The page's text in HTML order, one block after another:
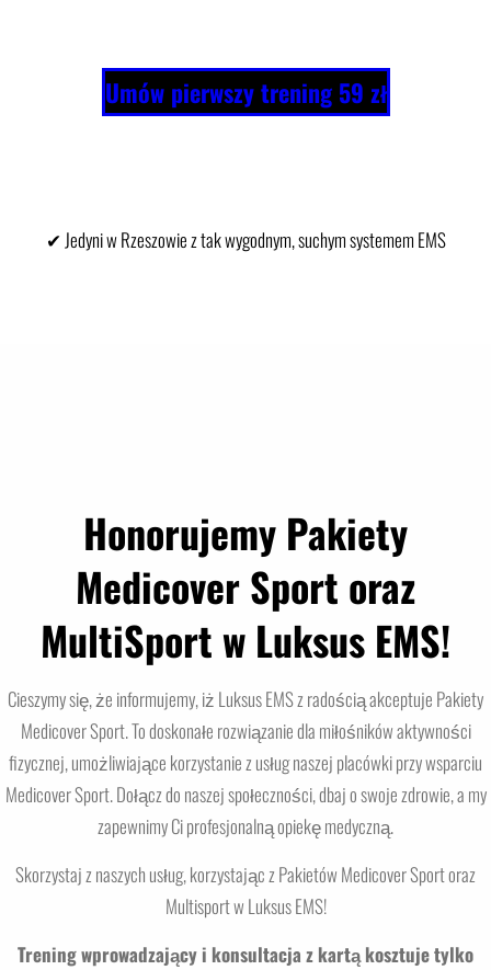
Umów pierwszy trening 59 zł
✔ Jedyni w Rzeszowie z tak wygodnym, suchym systemem EMS
Honorujemy Pakiety
Medicover Sport oraz
MultiSport w Luksus EMS!
Cieszymy się, że informujemy, iż Luksus EMS z radością akceptuje Pakiety
Medicover Sport. To doskonałe rozwiązanie dla miłośników aktywności
fizycznej, umożliwiające korzystanie z usług naszej placówki przy wsparciu
Medicover Sport. Dołącz do naszej społeczności, dbaj o swoje zdrowie, a my
zapewnimy Ci profesjonalną opiekę medyczną.
Skorzystaj z naszych usług, korzystając z Pakietów Medicover Sport oraz
Multisport w Luksus EMS!
Trening wprowadzający i konsultacja z kartą kosztuje tylko